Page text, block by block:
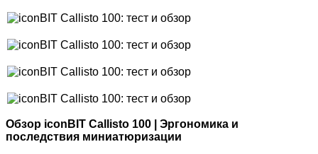
Обзор iconBIT Callisto 100 | Эргономика и
последствия миниатюризации